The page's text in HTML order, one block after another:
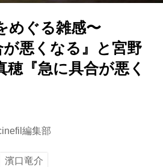
めぐる雑感〜
悪くなる』と宮野
穂『急に具合が悪く
編集部
濱口竜介